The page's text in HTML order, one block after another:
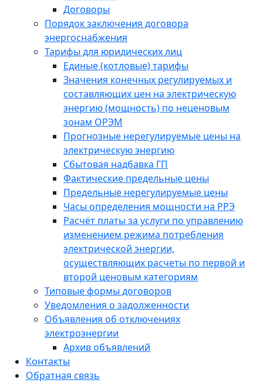
Договоры
Порядок заключения договора
энергоснабжения
Тарифы для юридических лиц
Единые (котловые) тарифы
Значения конечных регулируемых и
составляющих цен на электрическую
энергию (мощность) по неценовым
зонам ОРЭМ
Прогнозные нерегулируемые цены на
электрическую энергию
Сбытовая надбавка ГП
Фактические предельные цены
Предельные нерегулируемые цены
Часы определения мощности на РРЭ
Расчёт платы за услуги по управлению
изменением режима потребления
электрической энергии,
осуществляющих расчеты по первой и
второй ценовым категориям
Типовые формы договоров
Уведомления о задолженности
Объявления об отключениях
электроэнергии
Архив объявлений
Контакты
Обратная связь